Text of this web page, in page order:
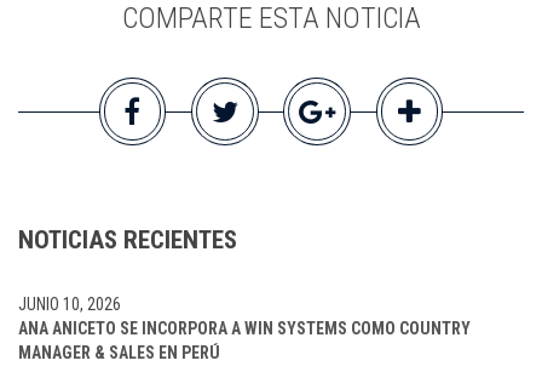
COMPARTE ESTA NOTICIA
NOTICIAS RECIENTES
ANA ANICETO SE INCORPORA A WIN SYSTEMS COMO COUNTRY
MANAGER & SALES EN PERÚ
JUNIO 10, 2026